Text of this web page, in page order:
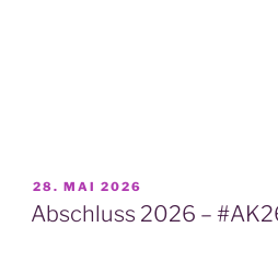
VERÖFFENTLICHT
AM
28. MAI 2026
Abschluss 2026 –